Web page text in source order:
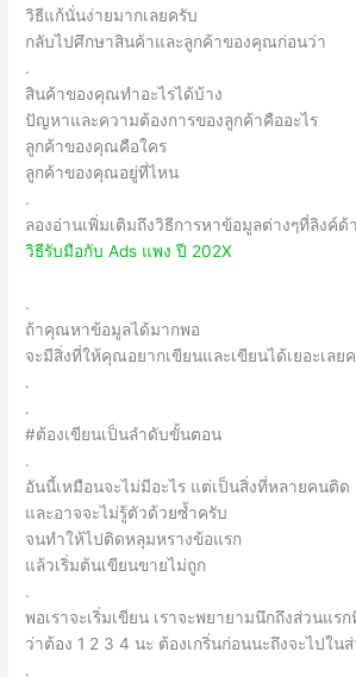
วิธีแก้นั่นง่ายมากเลยครับ
กลับไปศึกษาสินค้าและลูกค้าของคุณก่อนว่า
.
สินค้าของคุณทำอะไรได้บ้าง
ปัญหาและความต้องการของลูกค้าคืออะไร
ลูกค้าของคุณคือใคร
ลูกค้าของคุณอยู่ที่ไหน
.
ลองอ่านเพิ่มเติมถึงวิธีการหาข้อมูลต่างๆที่ลิงค์ด้
วิธีรับมือกับ Ads แพง ปี 202X
.
ถ้าคุณหาข้อมูลได้มากพอ
จะมีสิ่งที่ให้คุณอยากเขียนและเขียนได้เยอะเลย
.
.
#ต้องเขียนเป็นลำดับขั้นตอน
.
อันนี้เหมือนจะไม่มีอะไร แต่เป็นสิ่งที่หลายคนติด
และอาจจะไม่รู้ตัวด้วยซ้ำครับ
จนทำให้ไปติดหลุมหรางข้อแรก
แล้วเริ่มต้นเขียนขายไม่ถูก
.
พอเราจะเริ่มเขียน เราจะพยายามนึกถึงส่วนแร
ว่าต้อง 1 2 3 4 นะ ต้องเกริ่นก่อนนะถึงจะไปใน
.